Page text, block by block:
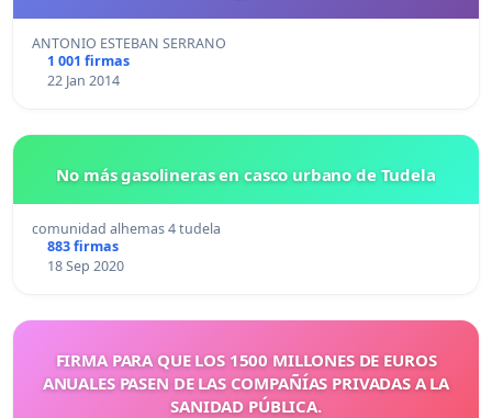
ANTONIO ESTEBAN SERRANO
1 001 firmas
22 Jan 2014
No más gasolineras en casco urbano de Tudela
comunidad alhemas 4 tudela
883 firmas
18 Sep 2020
FIRMA PARA QUE LOS 1500 MILLONES DE EUROS
ANUALES PASEN DE LAS COMPAÑÍAS PRIVADAS A LA
SANIDAD PÚBLICA.